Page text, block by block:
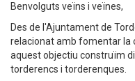
Benvolguts veïns i veïnes,
Des de l'Ajuntament de
relacionat amb fomentar la
aquest objectiu construïm
torderencs i torderenques.